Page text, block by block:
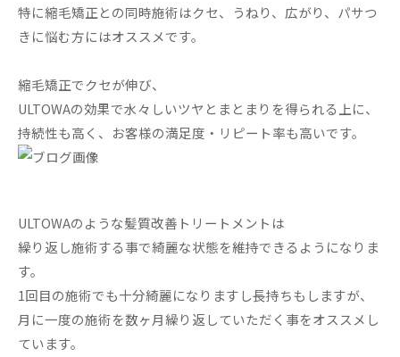
特に縮毛矯正との同時施術はクセ、うねり、広がり、パサつ
きに悩む方にはオススメです。
縮毛矯正でクセが伸び、
ULTOWAの効果で水々しいツヤとまとまりを得られる上に、
持続性も高く、お客様の満足度・リピート率も高いです。
ULTOWAのような髪質改善トリートメントは
繰り返し施術する事で綺麗な状態を維持できるようになりま
す。
1回目の施術でも十分綺麗になりますし長持ちもしますが、
月に一度の施術を数ヶ月繰り返していただく事をオススメし
ています。